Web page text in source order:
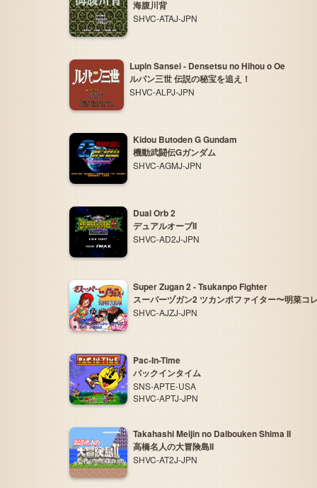
海腹川背
SHVC-ATAJ-JPN
Lupin Sansei - Densetsu no Hihou o Oe
ルパン三世 伝説の秘宝を追え！
SHVC-ALPJ-JPN
Kidou Butoden G Gundam
機動武闘伝Gガンダム
SHVC-AGMJ-JPN
Dual Orb 2
デュアルオーブII
SHVC-AD2J-JPN
Super Zugan 2 - Tsukanpo Fighter
スーパーヅガン2 ツカンポファイター〜明菜コ
SHVC-AJZJ-JPN
Pac-In-Time
パックインタイム
SNS-APTE-USA
SHVC-APTJ-JPN
Takahashi Meijin no Daibouken Shima II
高橋名人の大冒険島II
SHVC-AT2J-JPN